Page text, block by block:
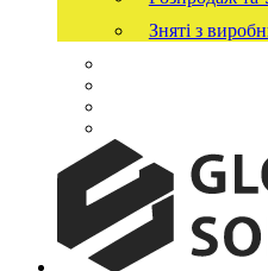
Зняті з